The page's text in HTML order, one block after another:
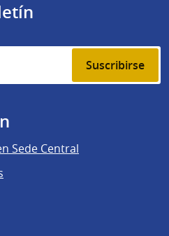
Suscribirse
Sede Central